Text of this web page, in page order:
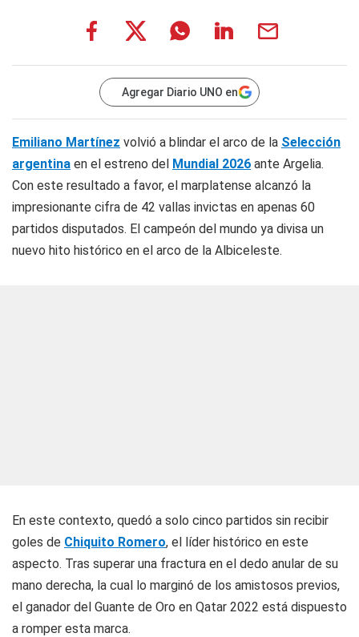
Agregar Diario UNO en
Emiliano Martínez volvió a blindar el arco de la Selección
argentina en el estreno del Mundial 2026 ante Argelia.
Con este resultado a favor, el marplatense alcanzó la
impresionante cifra de 42 vallas invictas en apenas 60
partidos disputados. El campeón del mundo ya divisa un
nuevo hito histórico en el arco de la Albiceleste.
En este contexto, quedó a solo cinco partidos sin recibir
goles de Chiquito Romero, el líder histórico en este
aspecto. Tras superar una fractura en el dedo anular de su
mano derecha, la cual lo marginó de los amistosos previos,
el ganador del Guante de Oro en Qatar 2022 está dispuesto
a romper esta marca.